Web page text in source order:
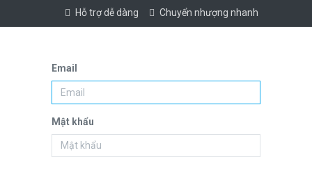
Hỗ trợ dễ dàng Chuyển nhượng nhanh
Email
Mật khẩu